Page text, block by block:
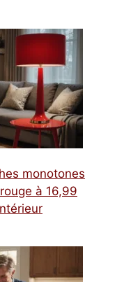
monotones
à 16,99